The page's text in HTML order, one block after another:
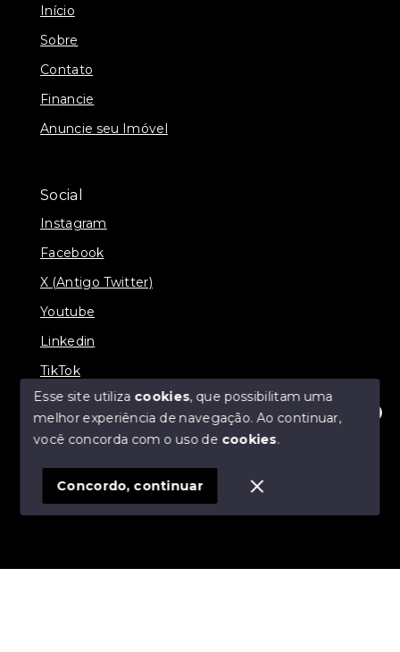
Olá! Estamos disponíveis para te ajudar.
Início
Sobre
Contato
Financie
Anuncie seu Imóvel
Social
Instagram
Facebook
X (Antigo Twitter)
Youtube
Linkedin
TikTok
© Copyright 2026 - J & L Empreendimentos
SITE PARA IMOBILIARIA
Esse site utiliza cookies, que possibilitam uma
melhor experiência de navegação.Ao continuar,
você concorda com o uso de cookies.
Concordo, continuar